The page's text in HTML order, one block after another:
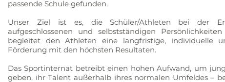
passende Schule gefunden.
Unser Ziel ist es, die Schüler/Athleten bei der
aufgeschlossenen und selbstständigen
begleitet den Athleten eine langfristige, individuelle
Förderung mit den höchsten Resultaten.
Das Sportinternat betreibt einen hohen Aufwand, um
geben, ihr Talent außerhalb ihres normalen Umfeldes –